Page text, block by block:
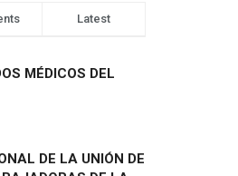
Latest
MÉDICOS DEL
DE LA UNIÓN DE